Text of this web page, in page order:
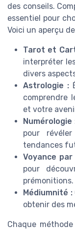
des conseils.
essentiel pour
Voici un aperçu
Tarot et
interpréter
divers
Astrologie :
comprendre
et votre
Numérologie
pour
tendances
Voyance
pour
prémonitions.
Médiumnité :
obtenir des
Chaque